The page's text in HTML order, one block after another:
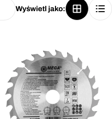
Wyświetl jako: